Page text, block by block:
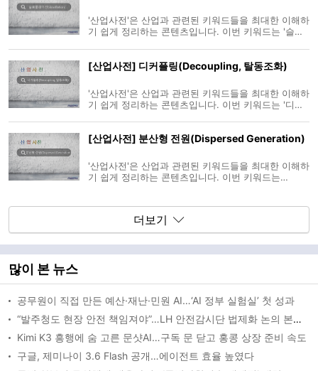
'산업사전'은 산업과 관련된 키워드들을 최대한 이해하
기 쉽게 정리하는 콘텐츠입니다. 이번 키워드는 '슬로
[산업사전] 디커플링(Decoupling, 탈동조화)
'산업사전'은 산업과 관련된 키워드들을 최대한 이해하
기 쉽게 정리하는 콘텐츠입니다. 이번 키워드는 '디커
[산업사전] 분산형 전원(Dispersed Generation)
'산업사전'은 산업과 관련된 키워드들을 최대한 이해하
기 쉽게 정리하는 콘텐츠입니다. 이번 키워드는
더보기
많이 본 뉴스
공무원이 직접 만든 예산·재난·민원 AI…‘AI 정부 실험실’ 첫 성과
“발주청도 현장 안전 책임져야”…LH 안전감시단 법제화 논의 본격화
Kimi K3 흥행에 숨 고른 문샷AI…구독 문 닫고 홍콩 상장 준비 속도
구글, 제미나이 3.6 Flash 공개…에이전트 효율 높였다